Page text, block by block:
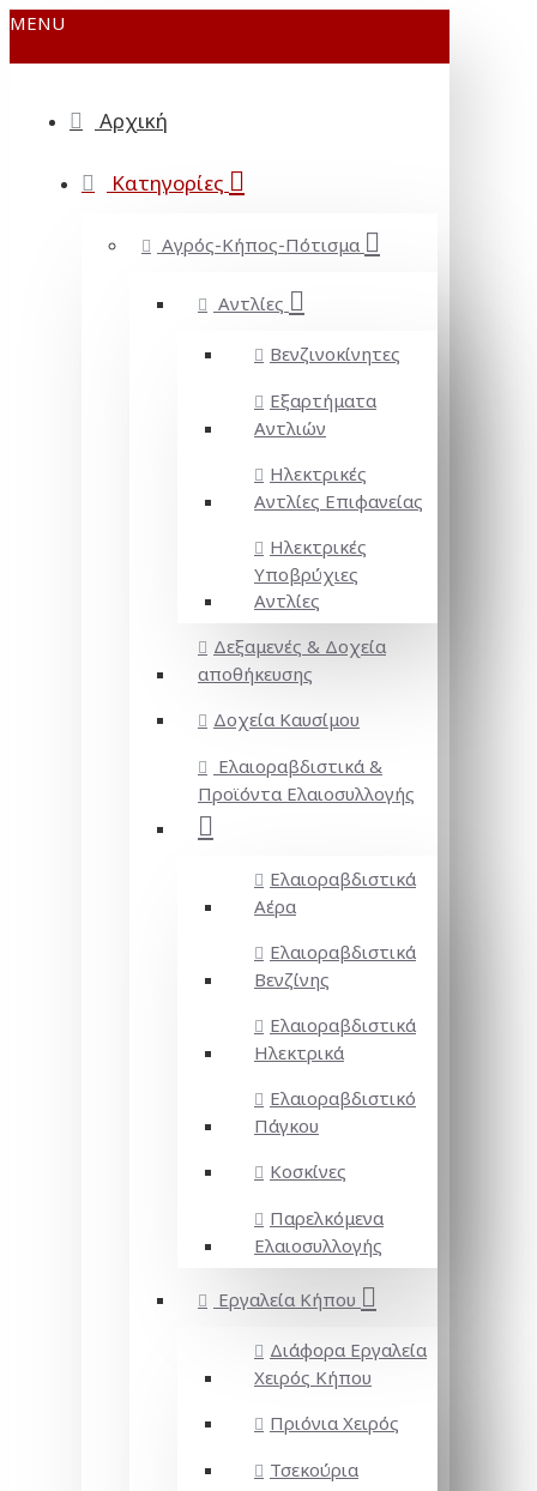
MENU
Αρχική
Κατηγορίες
Αγρός-Κήπος-Πότισμα
Αντλίες
Βενζινοκίνητες
Εξαρτήματα
Αντλιών
Ηλεκτρικές
Αντλίες Επιφανείας
Ηλεκτρικές
Υποβρύχιες
Αντλίες
Δεξαμενές & Δοχεία
αποθήκευσης
Δοχεία Καυσίμου
Ελαιοραβδιστικά &
Προϊόντα Ελαιοσυλλογής
Ελαιοραβδιστικά
Αέρα
Ελαιοραβδιστικά
Βενζίνης
Ελαιοραβδιστικά
Ηλεκτρικά
Ελαιοραβδιστικό
Πάγκου
Κοσκίνες
Παρελκόμενα
Ελαιοσυλλογής
Εργαλεία Κήπου
Διάφορα Εργαλεία
Χειρός Κήπου
Πριόνια Χειρός
Τσεκούρια